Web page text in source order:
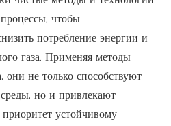
чтобы
потребление энергии и
газа. Применяя методы
они не только способствуют
но и привлекают
устойчивому